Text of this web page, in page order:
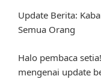
Update Berita:
Semua Orang
Halo pembaca
mengenai update